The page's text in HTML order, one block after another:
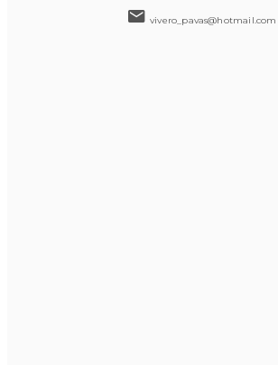
vivero_pavas@hotmail.com